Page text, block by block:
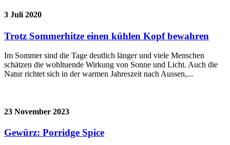
3 Juli 2020
Trotz Sommerhitze einen kühlen Kopf bewahren
Im Sommer sind die Tage deutlich länger und viele Menschen
schätzen die wohltuende Wirkung von Sonne und Licht. Auch die
Natur richtet sich in der warmen Jahreszeit nach Aussen,...
23 November 2023
Gewürz: Porridge Spice